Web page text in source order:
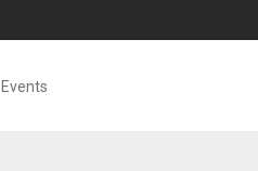
Events